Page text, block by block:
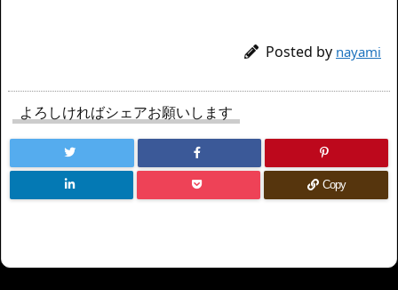
Posted by nayami
よろしければシェアお願いします
Copy